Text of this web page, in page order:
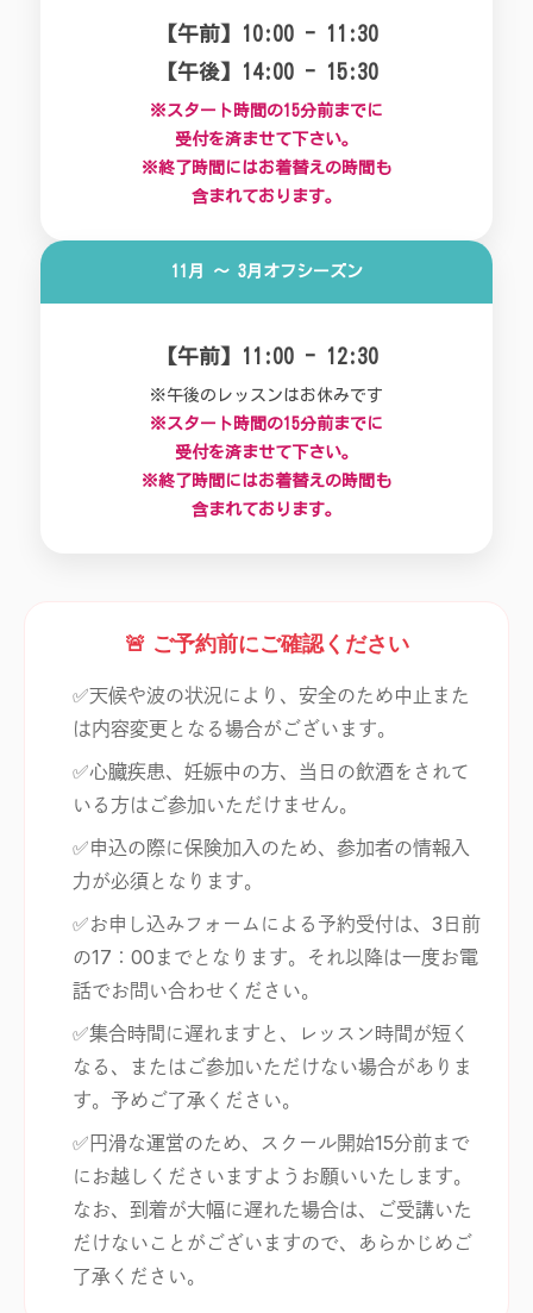
【午前】10:00 - 11:30
【午後】14:00 - 15:30
※スタート時間の15分前までに
受付を済ませて下さい。
※終了時間にはお着替えの時間も
含まれております。
11月 〜 3月 オフシーズン
【午前】11:00 - 12:30
※午後のレッスンはお休みです
※スタート時間の15分前までに
受付を済ませて下さい。
※終了時間にはお着替えの時間も
含まれております。
🚨 ご予約前にご確認ください
✅天候や波の状況により、安全のため中止また
は内容変更となる場合がございます。
✅心臓疾患、妊娠中の方、当日の飲酒をされて
いる方はご参加いただけません。
✅申込の際に保険加入のため、参加者の情報入
力が必須となります。
✅お申し込みフォームによる予約受付は、3日前
の17：00までとなります。それ以降は一度お電
話でお問い合わせください。
✅集合時間に遅れますと、レッスン時間が短く
なる、またはご参加いただけない場合がありま
す。予めご了承ください。
✅円滑な運営のため、スクール開始15分前まで
にお越しくださいますようお願いいたします。
なお、到着が大幅に遅れた場合は、ご受講いた
だけないことがございますので、あらかじめご
了承ください。